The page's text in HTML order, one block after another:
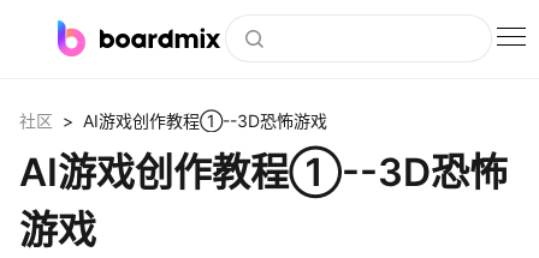
社区资源
会员
社区 > AI游戏创作教程①--3D恐怖游戏
AI游戏创作教程①--3D恐怖
游戏